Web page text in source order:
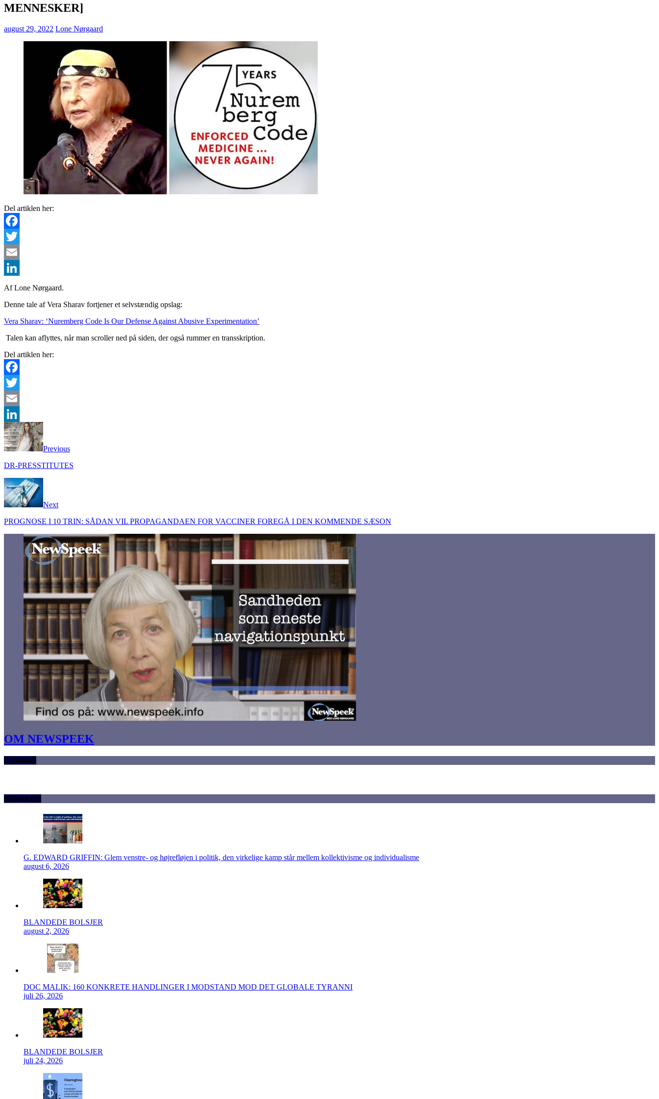
MENNESKER]
august 29, 2022 Lone Nørgaard
Del artiklen her:
Facebook
Twitter
Email
LinkedIn
Af Lone Nørgaard.
Denne tale af Vera Sharav fortjener et selvstændig opslag:
Vera Sharav: ‘Nuremberg Code Is Our Defense Against Abusive Experimentation’
Talen kan aflyttes, når man scroller ned på siden, der også rummer en transskription.
Del artiklen her:
Facebook
Twitter
Email
LinkedIn
Previous
DR-PRESSTITUTES
Next
PROGNOSE I 10 TRIN: SÅDAN VIL PROPAGANDAEN FOR VACCINER FOREGÅ I DEN KOMMENDE SÆSON
OM NEWSPEEK
Facebook
Seneste nyt
G. EDWARD GRIFFIN: Glem venstre- og højrefløjen i politik, den virkelige kamp står mellem kollektivisme og individualisme
august 6, 2026
BLANDEDE BOLSJER
august 2, 2026
DOC MALIK: 160 KONKRETE HANDLINGER I MODSTAND MOD DET GLOBALE TYRANNI
juli 26, 2026
BLANDEDE BOLSJER
juli 24, 2026